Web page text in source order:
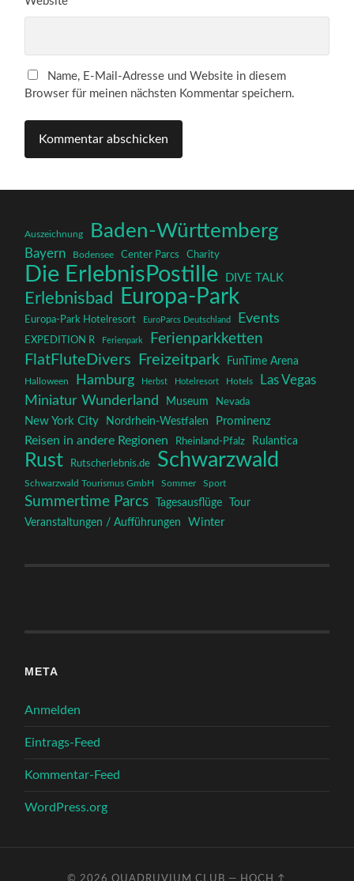
Name, E-Mail-Adresse und Website in diesem
Browser für meinen nächsten Kommentar speichern.
Auszeichnung Baden-Württemberg
Bayern Bodensee Center Parcs Charity
Die ErlebnisPostille DIVE TALK
Erlebnisbad Europa-Park
Europa-Park Hotelresort EuroParcs Deutschland Events
EXPEDITION R Ferienpark Ferienparkketten
FlatFluteDivers Freizeitpark FunTime Arena
Halloween Hamburg Herbst Hotelresort Hotels
Las Vegas
Miniatur Wunderland
Museum Nevada
New York City Nordrhein-Westfalen Prominenz
Reisen in andere Regionen Rheinland-Pfalz Rulantica
Rust Rutscherlebnis.de Schwarzwald
Schwarzwald Tourismus GmbH Sommer Sport
Summertime Parcs Tagesausflüge
Tour
Veranstaltungen / Aufführungen
Winter
META
Anmelden
Eintrags-Feed
Kommentar-Feed
WordPress.org
© 2026QUADRUVIUM CLUB — HOCH ↑